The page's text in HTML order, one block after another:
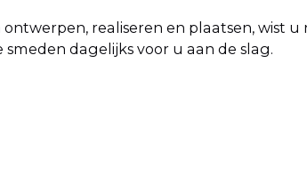
ontwerpen, realiseren en plaatsen, wist
dagelijks voor u aan de slag.